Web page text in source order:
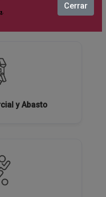
Cerrar
Ambiente
y Abasto